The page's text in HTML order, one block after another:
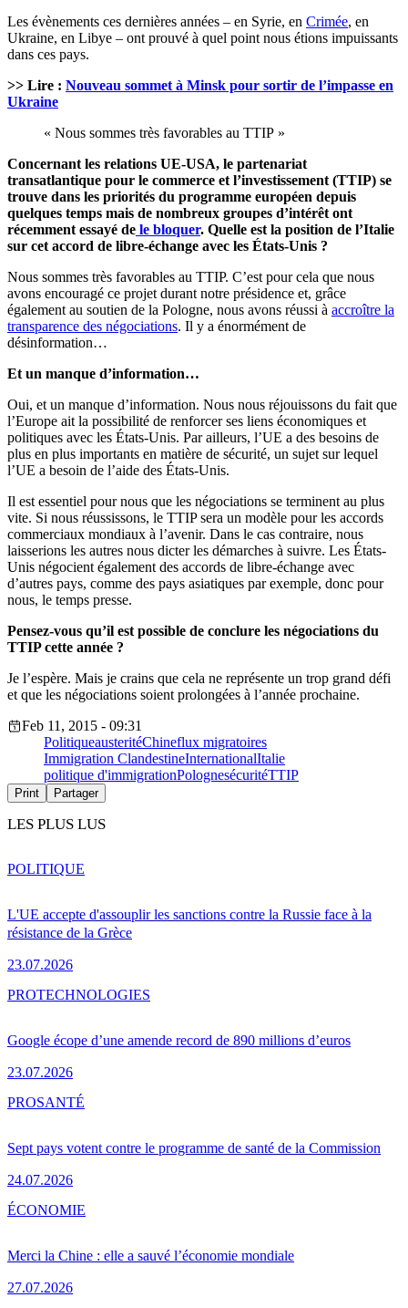
Les évènements ces dernières années – en Syrie, en Crimée, en
Ukraine, en Libye – ont prouvé à quel point nous étions impuissants
dans ces pays.
>> Lire : Nouveau sommet à Minsk pour sortir de l’impasse en
Ukraine
« Nous sommes très favorables au TTIP »
Concernant les relations UE-USA, le partenariat
transatlantique pour le commerce et l’investissement (TTIP) se
trouve dans les priorités du programme européen depuis
quelques temps mais de nombreux groupes d’intérêt ont
récemment essayé de le bloquer. Quelle est la position de l’Italie
sur cet accord de libre-échange avec les États-Unis ?
Nous sommes très favorables au TTIP. C’est pour cela que nous
avons encouragé ce projet durant notre présidence et, grâce
également au soutien de la Pologne, nous avons réussi à accroître la
transparence des négociations. Il y a énormément de
désinformation…
Et un manque d’information…
Oui, et un manque d’information. Nous nous réjouissons du fait que
l’Europe ait la possibilité de renforcer ses liens économiques et
politiques avec les États-Unis. Par ailleurs, l’UE a des besoins de
plus en plus importants en matière de sécurité, un sujet sur lequel
l’UE a besoin de l’aide des États-Unis.
Il est essentiel pour nous que les négociations se terminent au plus
vite. Si nous réussissons, le TTIP sera un modèle pour les accords
commerciaux mondiaux à l’avenir. Dans le cas contraire, nous
laisserions les autres nous dicter les démarches à suivre. Les États-
Unis négocient également des accords de libre-échange avec
d’autres pays, comme des pays asiatiques par exemple, donc pour
nous, le temps presse.
Pensez-vous qu’il est possible de conclure les négociations du
TTIP cette année ?
Je l’espère. Mais je crains que cela ne représente un trop grand défi
et que les négociations soient prolongées à l’année prochaine.
Feb 11, 2015 - 09:31
PolitiqueausteritéChineflux migratoires
Immigration ClandestineInternationalItalie
politique d'immigrationPolognesécuritéTTIP
Print Partager
LES PLUS LUS
L'UE accepte d'assouplir les sanctions contre la Russie face à la
résistance de la Grèce
23.07.2026
POLITIQUE
Google écope d’une amende record de 890 millions d’euros
23.07.2026
PROTECHNOLOGIES
Sept pays votent contre le programme de santé de la Commission
24.07.2026
PROSANTÉ
Merci la Chine : elle a sauvé l’économie mondiale
27.07.2026
ÉCONOMIE